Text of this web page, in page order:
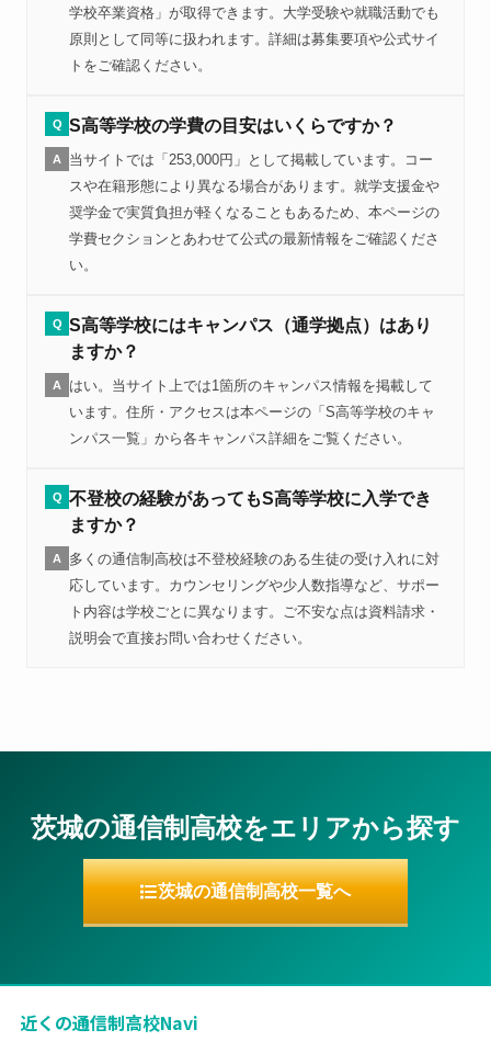
学校卒業資格」が取得できます。大学受験や就職活動でも
原則として同等に扱われます。詳細は募集要項や公式サイ
トをご確認ください。
Q S高等学校の学費の目安はいくらですか？
A
当サイトでは「253,000円」として掲載しています。コー
スや在籍形態により異なる場合があります。就学支援金や
奨学金で実質負担が軽くなることもあるため、本ページの
学費セクションとあわせて公式の最新情報をご確認くださ
い。
Q S高等学校にはキャンパス（通学拠点）はあり
ますか？
A
はい。当サイト上では1箇所のキャンパス情報を掲載して
います。住所・アクセスは本ページの「S高等学校のキャ
ンパス一覧」から各キャンパス詳細をご覧ください。
Q 不登校の経験があってもS高等学校に入学でき
ますか？
A
多くの通信制高校は不登校経験のある生徒の受け入れに対
応しています。カウンセリングや少人数指導など、サポー
ト内容は学校ごとに異なります。ご不安な点は資料請求・
説明会で直接お問い合わせください。
茨城の通信制高校をエリアから探す
茨城の通信制高校一覧へ
近くの通信制高校Navi